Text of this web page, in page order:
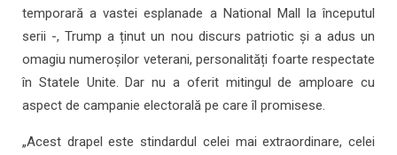
temporară a vastei esplanade a National Mall la începutul
serii -, Trump a ținut un nou discurs patriotic și a adus un
omagiu numeroșilor veterani, personalități foarte respectate
în Statele Unite. Dar nu a oferit mitingul de amploare cu
aspect de campanie electorală pe care îl promisese.
„Acest drapel este stindardul celei mai extraordinare, celei